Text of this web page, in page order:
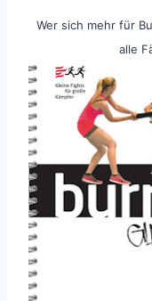
Wer sich mehr für
alle